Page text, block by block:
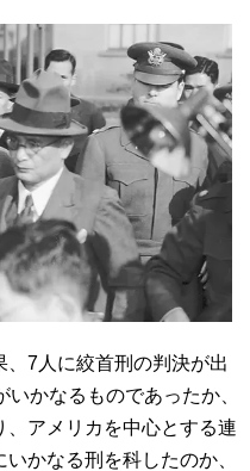
7人に絞首刑の判決が出
かなるものであったか、
アメリカを中心とする連
かなる刑を科したのか、